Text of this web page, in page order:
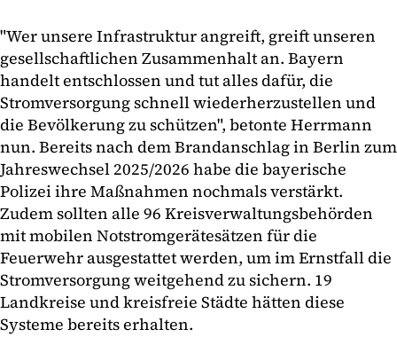
"Wer unsere Infrastruktur angreift, greift unseren
gesellschaftlichen Zusammenhalt an. Bayern
handelt entschlossen und tut alles dafür, die
Stromversorgung schnell wiederherzustellen und
die Bevölkerung zu schützen", betonte Herrmann
nun. Bereits nach dem Brandanschlag in Berlin zum
Jahreswechsel 2025/2026 habe die bayerische
Polizei ihre Maßnahmen nochmals verstärkt.
Zudem sollten alle 96 Kreisverwaltungsbehörden
mit mobilen Notstromgerätesätzen für die
Feuerwehr ausgestattet werden, um im Ernstfall die
Stromversorgung weitgehend zu sichern. 19
Landkreise und kreisfreie Städte hätten diese
Systeme bereits erhalten.